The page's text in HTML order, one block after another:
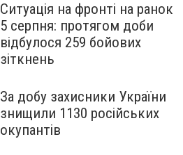
Ситуація на фронті на ранок
5 серпня: протягом доби
відбулося 259 бойових
зіткнень
За добу захисники України
знищили 1130 російських
окупантів